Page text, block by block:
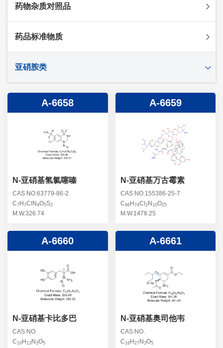
头孢他啶杂质
头孢米诺杂质
头孢吡肟杂质
头孢地嗪钠杂质
头孢噻肟杂质
头孢曲松钠杂质
头孢他美酯杂质
青霉素杂质
头孢羟氨苄杂质
头孢西丁杂质
头孢卡品酯杂质
头孢唑肟杂质
替卡西林杂质
阿洛西林杂质
美洛西林杂质
多立培南杂质
厄他培南杂质
多尼培南杂质
利福平杂质
苄丝肼杂质
克拉霉素杂质
螺旋霉素杂质
克拉维酸钾杂质
替加环素杂质
土霉素杂质
林可霉素杂质
药物杂质对照品
杂质对照品
药品标准物质
亚硝胺类
A-6658
N-亚硝基氢氯噻嗪
CAS NO.63779-86-2
C7 H 7ClN 4O5S2
M.W.326.74
A-6659
N-亚硝基万古霉素
CAS NO.155386-25-7
C66H 74Cl 2N 10O25
M.W.1478.25
A-6660
N-亚硝基卡比多巴
CAS NO.
C10 H 13 N 3O5
A-6661
N-亚硝基奥司他韦
CAS NO.
C16H 27N 3O5